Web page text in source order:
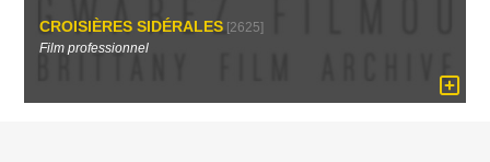
CROISIÈRES SIDÉRALES[2625]
Film professionnel